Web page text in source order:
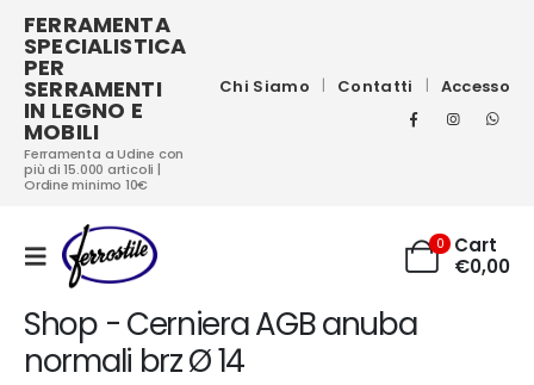
FERRAMENTA
SPECIALISTICA
PER
SERRAMENTI
IN LEGNO E
MOBILI
Ferramenta a Udine con
più di 15.000 articoli |
Ordine minimo 10€
Chi Siamo Contatti Accesso
0
Cart
€0,00
Shop - Cerniera AGB anuba
normali brz Ø 14